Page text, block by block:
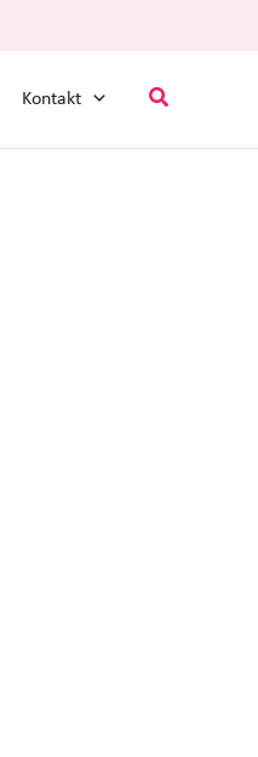
Kontakt Suchen